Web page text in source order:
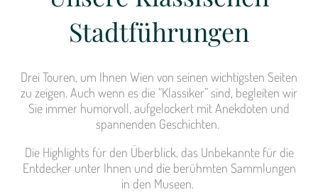
Stadtführungen
Drei Touren, um Ihnen Wien von seinen wichtigsten Seiten
zu zeigen. Auch wenn es die “Klassiker” sind, begleiten wir
Sie immer humorvoll, aufgelockert mit Anekdoten und
spannenden Geschichten.
Die Highlights für den Überblick, das Unbekannte für die
Entdecker unter Ihnen und die berühmten Sammlungen
in den Museen.